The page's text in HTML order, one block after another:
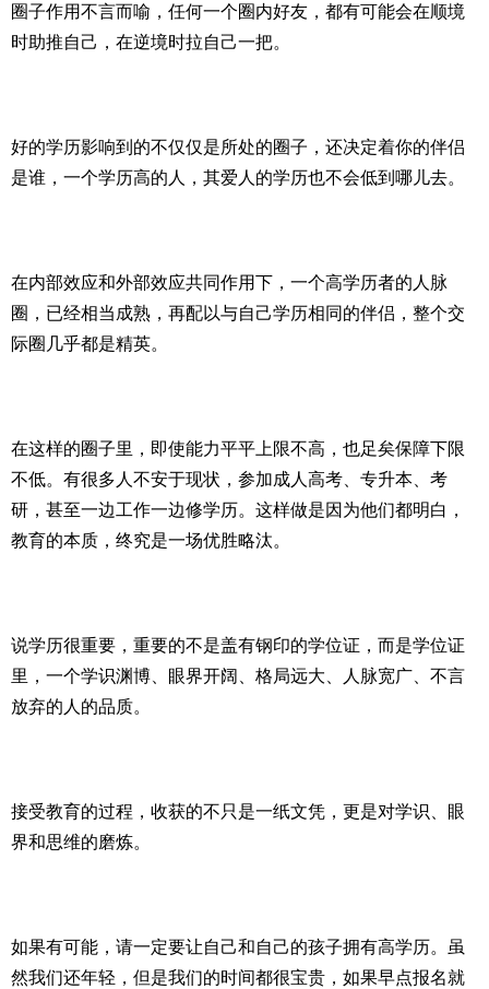
圈子作用不言而喻，任何一个圈内好友，都有可能会在顺境
时助推自己，在逆境时拉自己一把。
好的学历影响到的不仅仅是所处的圈子，还决定着你的伴侣
是谁，一个学历高的人，其爱人的学历也不会低到哪儿去。
在内部效应和外部效应共同作用下，一个高学历者的人脉
圈，已经相当成熟，再配以与自己学历相同的伴侣，整个交
际圈几乎都是精英。
在这样的圈子里，即使能力平平上限不高，也足矣保障下限
不低。有很多人不安于现状，参加成人高考、专升本、考
研，甚至一边工作一边修学历。这样做是因为他们都明白，
教育的本质，终究是一场优胜略汰。
说学历很重要，重要的不是盖有钢印的学位证，而是学位证
里，一个学识渊博、眼界开阔、格局远大、人脉宽广、不言
放弃的人的品质。
接受教育的过程，收获的不只是一纸文凭，更是对学识、眼
界和思维的磨炼。
如果有可能，请一定要让自己和自己的孩子拥有高学历。虽
然我们还年轻，但是我们的时间都很宝贵，如果早点报名就